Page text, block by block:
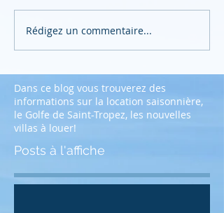
Rédigez un commentaire...
Dans ce blog vous trouverez des
informations sur la location saisonnière,
le Golfe de Saint-Tropez, les nouvelles
villas à louer!
Posts à l'affiche